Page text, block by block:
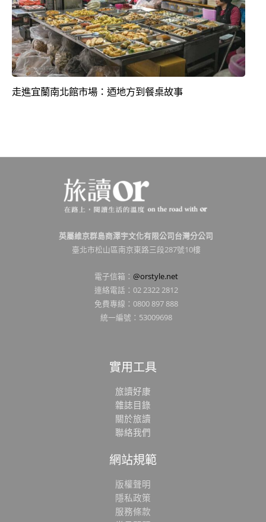
走進宜蘭南北館市場：迺地方到餐桌故事
英屬維京群島商澤宇文化有限公司台灣分公司
臺北市松山區南京東路三段287號10樓
電子信箱： @orstyle.net
連絡電話：02 2322 2812
免費專線：0800 897 888
統一編號：53009698
實用工具
旅讀好康
雜誌目錄
關於旅讀
聯絡我們
網站規範
版權聲明
隱私政策
服務條款